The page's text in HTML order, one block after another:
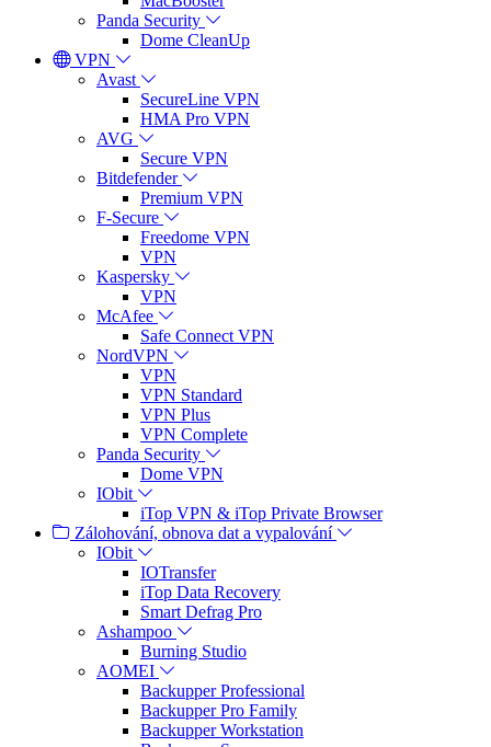
Panda Security
Dome CleanUp
VPN
Avast
SecureLine VPN
HMA Pro VPN
AVG
Secure VPN
Bitdefender
Premium VPN
F-Secure
Freedome VPN
VPN
Kaspersky
VPN
McAfee
Safe Connect VPN
NordVPN
VPN
VPN Standard
VPN Plus
VPN Complete
Panda Security
Dome VPN
IObit
iTop VPN & iTop Private Browser
Zálohování, obnova dat a vypalování
IObit
IOTransfer
iTop Data Recovery
Smart Defrag Pro
Ashampoo
Burning Studio
AOMEI
Backupper Professional
Backupper Pro Family
Backupper Workstation